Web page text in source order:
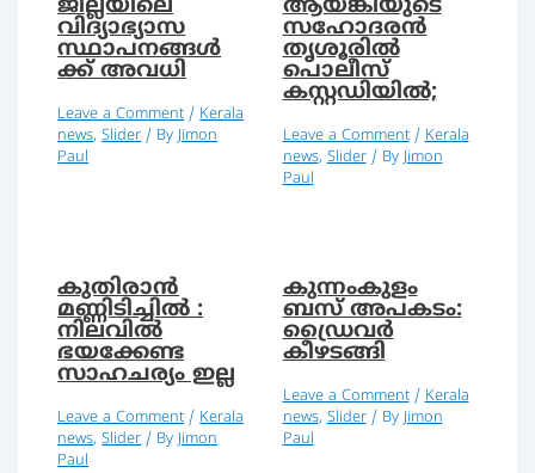
ജില്ലയിലെ
വിദ്യാഭ്യാസ
സ്ഥാപനങ്ങൾ
ക്ക് അവധി
Leave a Comment / Kerala
news,Slider / By Jimon
Paul
ആയങ്കിയുടെ
സഹോദരന്‍
തൃശൂരിൽ
പൊലീസ്
കസ്റ്റഡിയില്‍;
Leave a Comment / Kerala
news, Slider/ By Jimon
Paul
കുതിരാൻ
മണ്ണിടിച്ചിൽ :
നിലവില്‍
ഭയക്കേണ്ട
സാഹചര്യം ഇല്ല
Leave a Comment /Kerala
news,Slider/ ByJimon
Paul
കുന്നംകുളം
ബസ് അപകടം:
ഡ്രൈവര്‍
കീഴടങ്ങി
Leave a Comment /Kerala
news,Slider/ ByJimon
Paul